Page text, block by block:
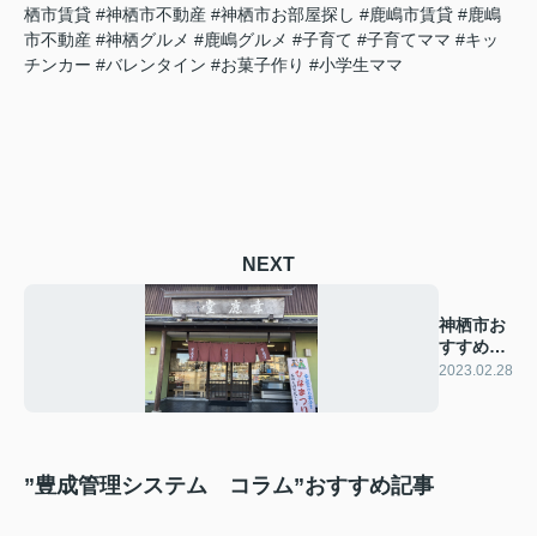
栖市賃貸 #神栖市不動産 #神栖市お部屋探し #鹿嶋市賃貸 #鹿嶋
市不動産 #神栖グルメ #鹿嶋グルメ #子育て #子育てママ #キッ
チンカー #バレンタイン #お菓子作り #小学生ママ
NEXT
神栖市お
すすめの
お店
2023.02.28
”豊成管理システム コラム”おすすめ記事